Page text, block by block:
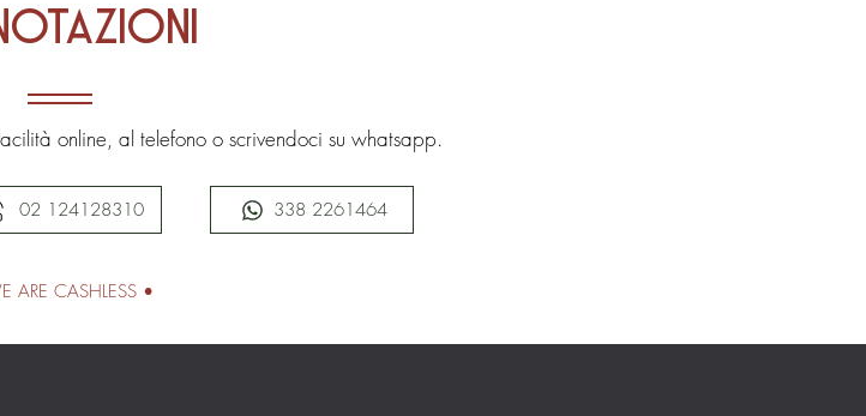
online, al telefono o scrivendoci su whatsapp.
02 124128310 338 2261464
ARE CASHLESS •